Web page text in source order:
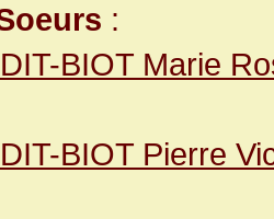
:
BIOT Marie
BIOT Pierre